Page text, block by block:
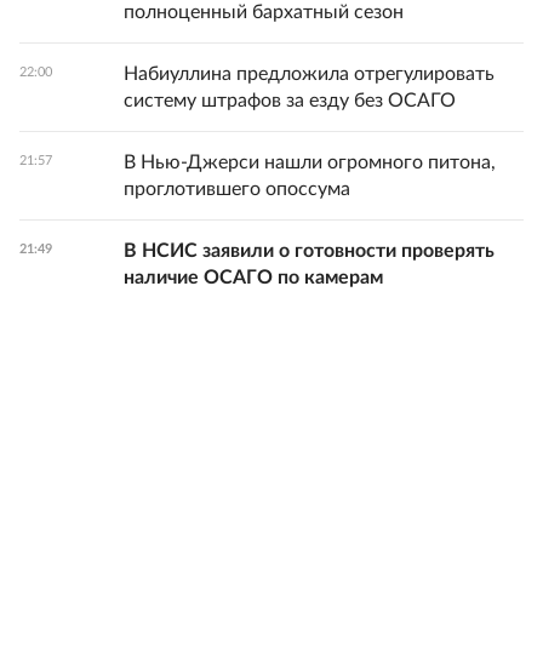
полноценный бархатный сезон
22:00
Набиуллина предложила отрегулировать
систему штрафов за езду без ОСАГО
21:57
В Нью-Джерси нашли огромного питона,
проглотившего опоссума
21:49
В НСИС заявили о готовности проверять
наличие ОСАГО по камерам